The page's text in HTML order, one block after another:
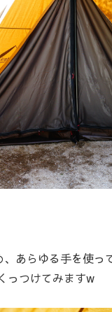
あらゆる手を使っ
っつけてみますw